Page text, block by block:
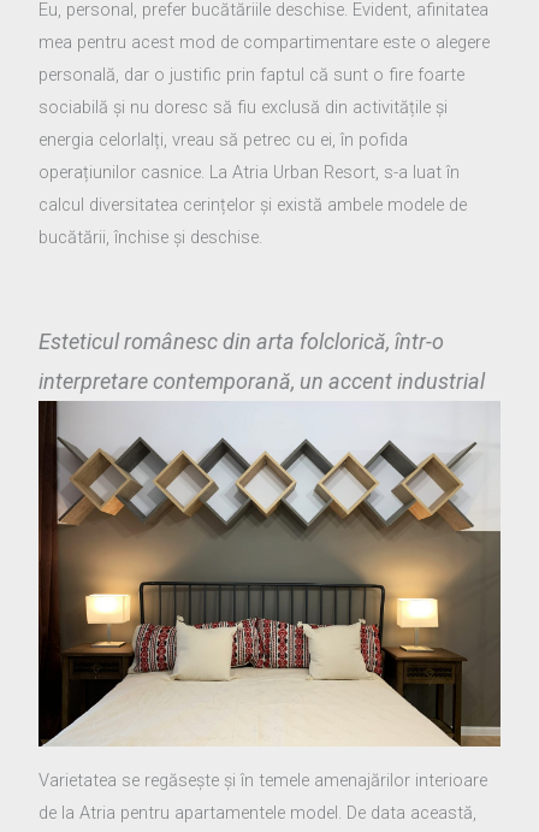
Eu, personal, prefer bucătăriile deschise. Evident, afinitatea
mea pentru acest mod de compartimentare este o alegere
personală, dar o justific prin faptul că sunt o fire foarte
sociabilă și nu doresc să fiu exclusă din activitățile și
energia celorlalți, vreau să petrec cu ei, în pofida
operațiunilor casnice. La Atria Urban Resort, s-a luat în
calcul diversitatea cerințelor și există ambele modele de
bucătării, închise și deschise.
Esteticul românesc din arta folclorică, într-o
interpretare contemporană, un accent industrial
Varietatea se regăsește și în temele amenajărilor interioare
de la Atria pentru apartamentele model. De data această,